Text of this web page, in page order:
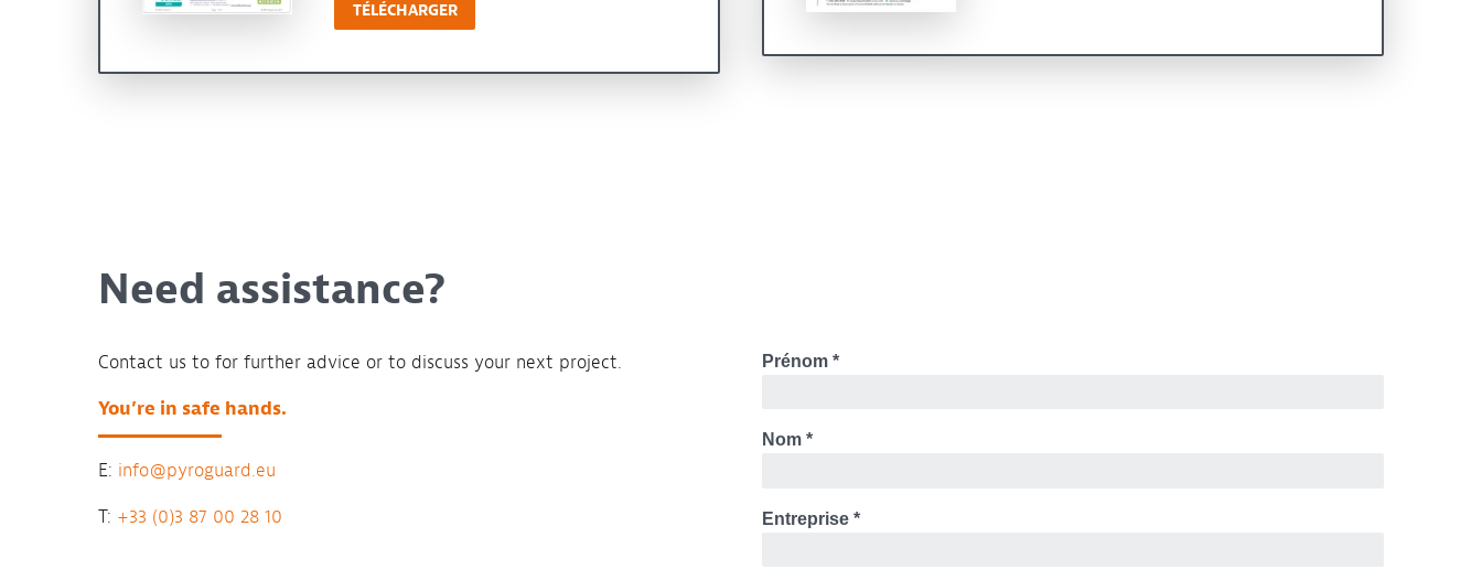
TÉLÉCHARGER
Need assistance?
Contact us to for further advice or to discuss your next project.
You’re in safe hands.
E: info@pyroguard.eu
T: +33 (0)3 87 00 28 10